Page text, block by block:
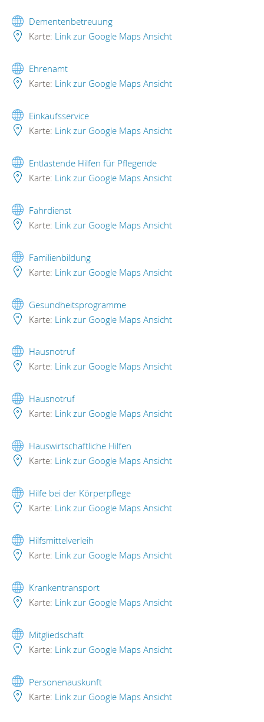
Dementenbetreuung
Karte: Link zur Google Maps Ansicht
Ehrenamt
Karte: Link zur Google Maps Ansicht
Einkaufsservice
Karte: Link zur Google Maps Ansicht
Entlastende Hilfen für Pflegende
Karte: Link zur Google Maps Ansicht
Fahrdienst
Karte: Link zur Google Maps Ansicht
Familienbildung
Karte: Link zur Google Maps Ansicht
Gesundheitsprogramme
Karte: Link zur Google Maps Ansicht
Hausnotruf
Karte: Link zur Google Maps Ansicht
Hausnotruf
Karte: Link zur Google Maps Ansicht
Hauswirtschaftliche Hilfen
Karte: Link zur Google Maps Ansicht
Hilfe bei der Körperpflege
Karte: Link zur Google Maps Ansicht
Hilfsmittelverleih
Karte: Link zur Google Maps Ansicht
Krankentransport
Karte: Link zur Google Maps Ansicht
Mitgliedschaft
Karte: Link zur Google Maps Ansicht
Personenauskunft
Karte: Link zur Google Maps Ansicht